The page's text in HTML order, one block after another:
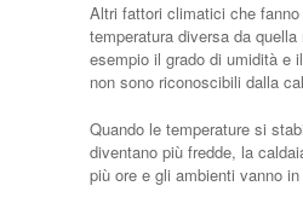
Altri fattori climatici che fanno
temperatura diversa da quella
esempio il grado di umidità e
non sono riconoscibili dalla
Quando le temperature si
diventano più fredde, la
più ore e gli ambienti vanno in